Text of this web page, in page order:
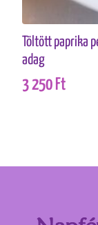
Töltött paprika
adag
3 250 Ft